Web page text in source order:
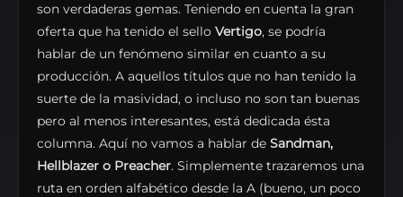
son verdaderas gemas. Teniendo en cuenta la gran
oferta que ha tenido el sello Vertigo, se podría
hablar de un fenómeno similar en cuanto a su
producción. A aquellos títulos que no han tenido la
suerte de la masividad, o incluso no son tan buenas
pero al menos interesantes, está dedicada ésta
columna. Aquí no vamos a hablar de Sandman,
Hellblazer o Preacher. Simplemente trazaremos una
ruta en orden alfabético desde la A (bueno, un poco